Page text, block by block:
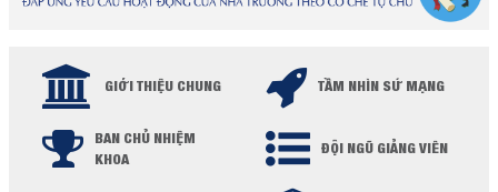
GIỚI THIỆU CHUNG TẦM NHÌN SỨ MẠNG
BAN CHỦ NHIỆM
KHOA
ĐỘI NGŨ GIẢNG VIÊN